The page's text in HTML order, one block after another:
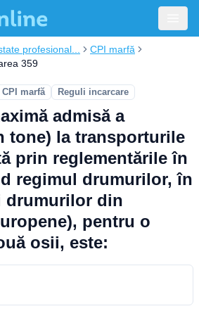
profesional...
CPI marfă
359
marfă Reguli incarcare
admisă a
tone) la transporturile
prin reglementările în
regimul drumurilor, în
drumurilor din
pentru o
osii, este: